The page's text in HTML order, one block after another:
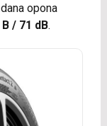
opona
B / 71 dB.